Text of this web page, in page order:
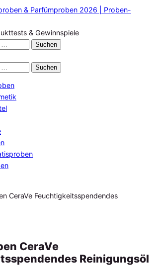
& Gewinnspiele
Suchen
Suchen
CeraVe Feuchtigkeitsspendendes
CeraVe
Reinigungsöl